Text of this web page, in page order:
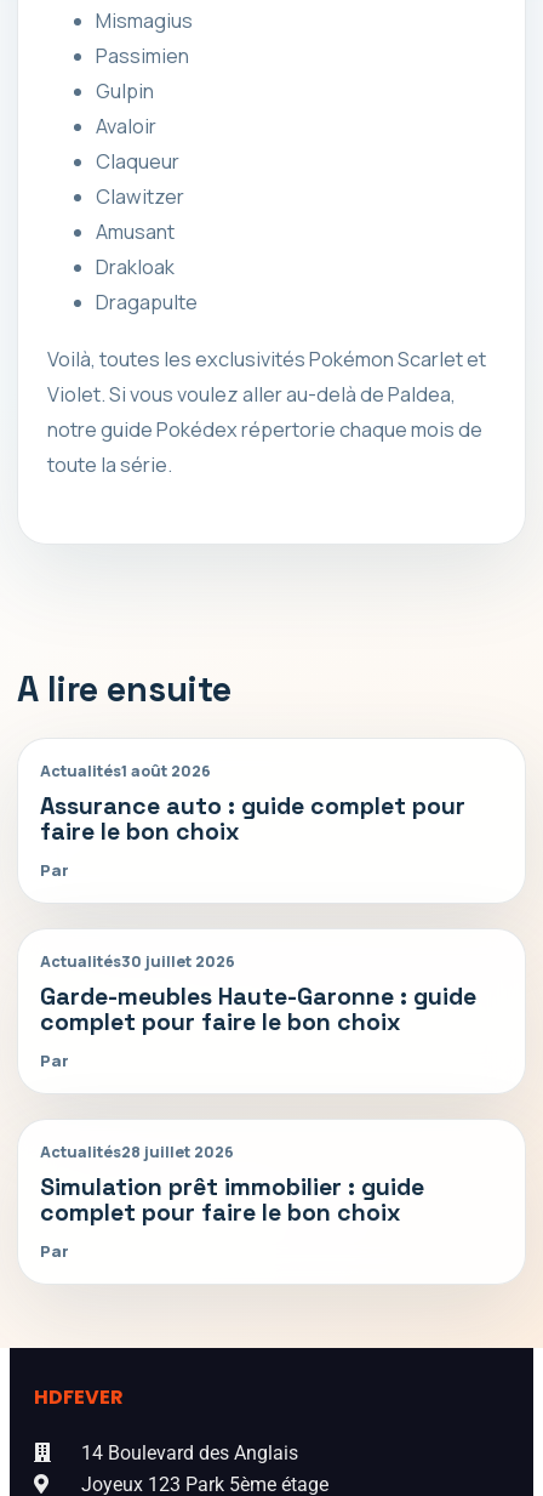
Mismagius
Passimien
Gulpin
Avaloir
Claqueur
Clawitzer
Amusant
Drakloak
Dragapulte
Voilà, toutes les exclusivités Pokémon Scarlet et
Violet. Si vous voulez aller au-delà de Paldea,
notre guide Pokédex répertorie chaque mois de
toute la série.
A lire ensuite
Actualités1 août 2026
Assurance auto : guide complet pour
faire le bon choix
Par
Actualités30 juillet 2026
Garde-meubles Haute-Garonne : guide
complet pour faire le bon choix
Par
Actualités28 juillet 2026
Simulation prêt immobilier : guide
complet pour faire le bon choix
Par
HDFEVER
14 Boulevard des Anglais
Joyeux 123 Park 5ème étage